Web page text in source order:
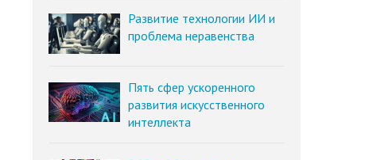
Развитие технологии ИИ и
проблема неравенства
Пять сфер ускоренного
развития искусственного
интеллекта